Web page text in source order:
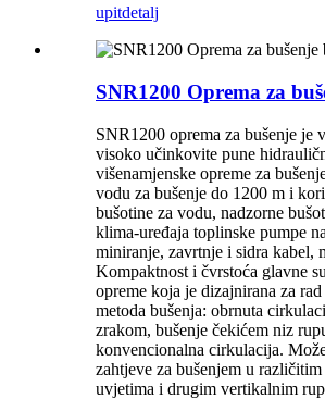
upitdetalj
SNR1200 Oprema za
SNR1200 oprema za bušenje je
visoko učinkovite pune
višenamjenske opreme za
vodu za bušenje do 1200 m i
bušotine za vodu, nadzorne
klima-uređaja toplinske pumpe
miniranje, zavrtnje i sidra kabel,
Kompaktnost i čvrstoća glavne
opreme koja je dizajnirana za
metoda bušenja: obrnuta
zrakom, bušenje čekićem niz
konvencionalna cirkulacija.
zahtjeve za bušenjem u
uvjetima i drugim vertikalnim